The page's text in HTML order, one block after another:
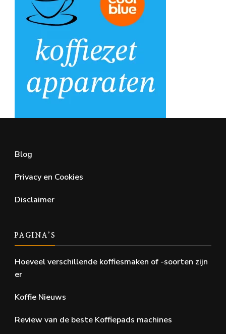
Blog
Privacy en Cookies
Disclaimer
PAGINA’S
Hoeveel verschillende koffiesmaken of -soorten zijn
er
Koffie Nieuws
Review van de beste Koffiepads machines